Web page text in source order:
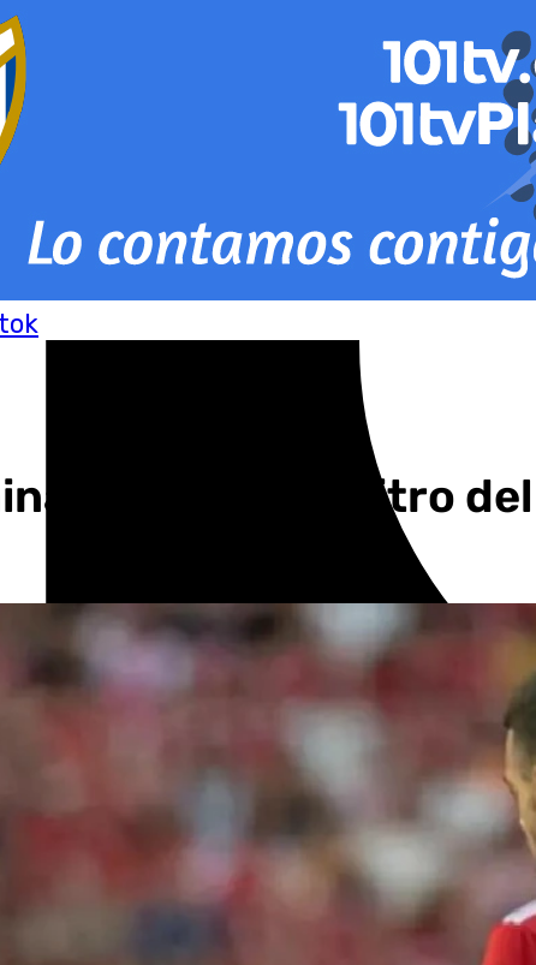
contra el árbitro